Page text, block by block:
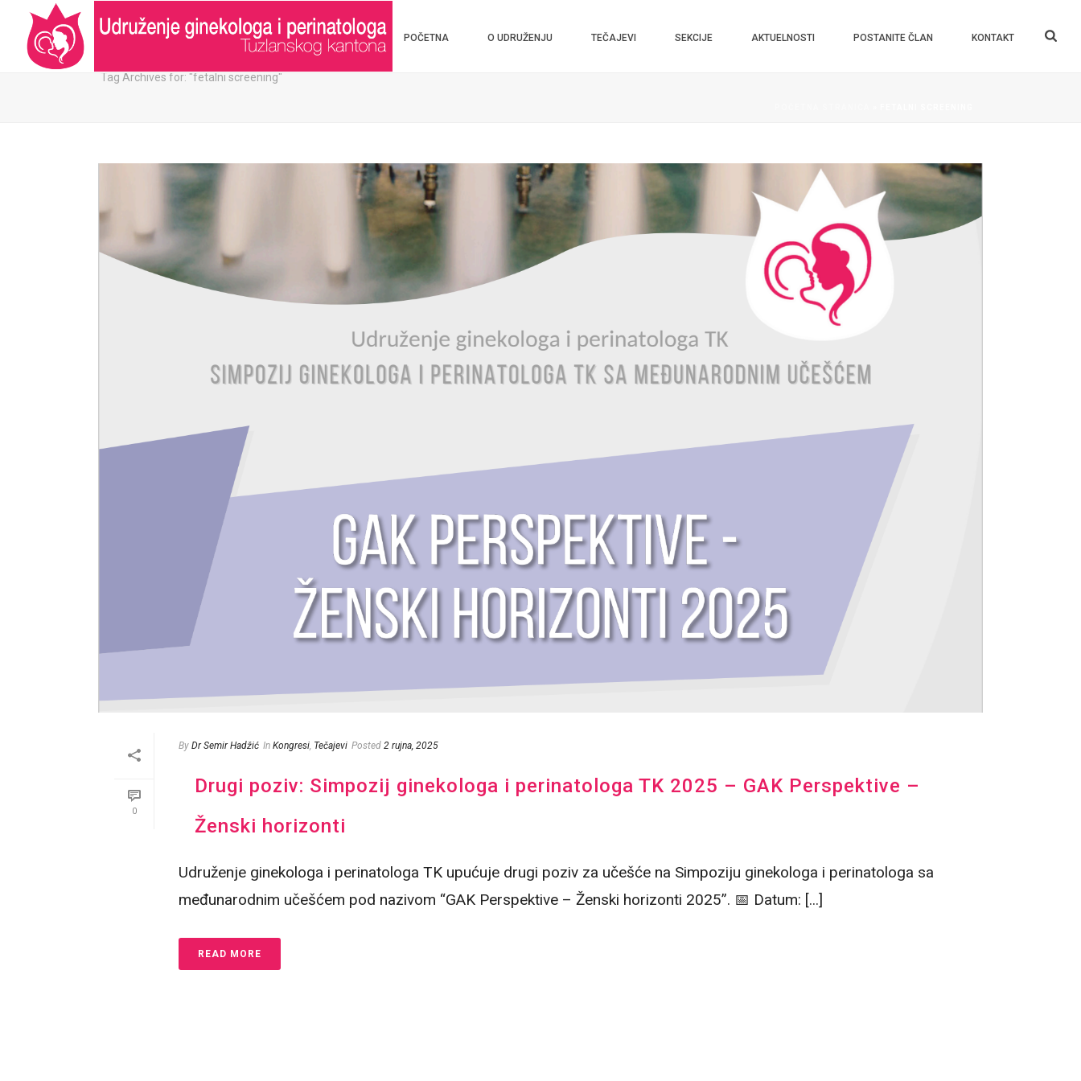
POČETNA O UDRUŽENJU TEČAJEVI SEKCIJE AKTUELNOSTI POSTANITE ČLAN KONTAKT
ARHIVA:
Tag Archives for: "fetalni screening"
0
By Dr Semir Hadžić In Kongresi Tečajevi Posted 2 rujna, 2025
Drugi poziv: Simpozij ginekologa i perinatologa TK 2025 – GAK Perspektive –
Ženski horizonti
Udruženje ginekologa i perinatologa TK upućuje drugi poziv za učešće na Simpoziju ginekologa i perinatologa sa
međunarodnim učešćem pod nazivom “GAK Perspektive – Ženski horizonti 2025”. 📅 Datum: [...]
READ MORE